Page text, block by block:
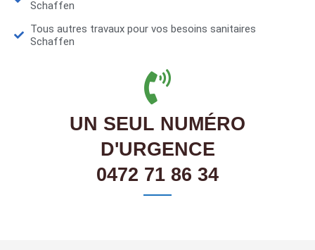
Schaffen
Tous autres travaux pour vos besoins sanitaires
Schaffen
UN SEUL NUMÉRO
D'URGENCE
0472 71 86 34